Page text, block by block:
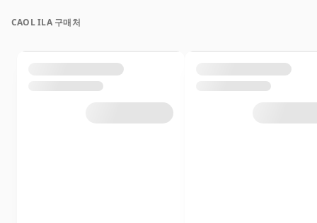
CAOL ILA 구매처